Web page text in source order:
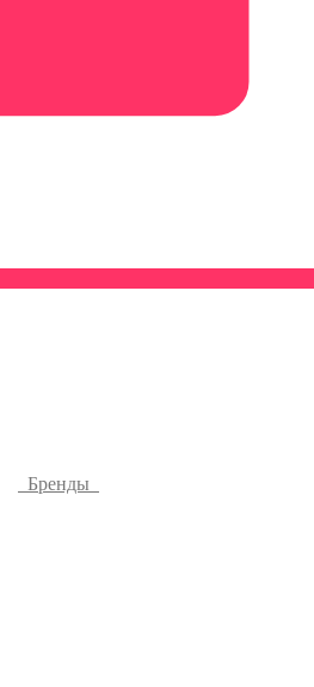
Бренды